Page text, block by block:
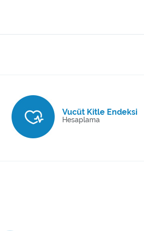
Vucüt Kitle Endeksi
Hesaplama